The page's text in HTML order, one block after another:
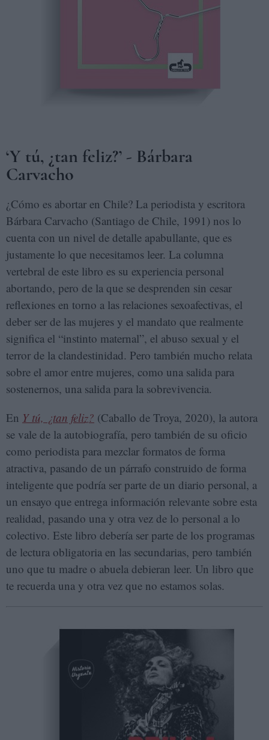
‘Y tú, ¿tan feliz?’ - Bárbara
Carvacho
¿Cómo es abortar en Chile? La periodista y escritora
Bárbara Carvacho (Santiago de Chile, 1991) nos lo
cuenta con un nivel de detalle apabullante, que es
justamente lo que necesitamos leer. La columna
vertebral de este libro es su experiencia personal
abortando, pero de la que se desprenden sin cesar
reflexiones en torno a las relaciones sexoafectivas, el
deber ser de las mujeres y el mandato que realmente
significa el “instinto maternal”, el abuso sexual y el
terror de la clandestinidad. Pero también mucho relata
sobre el amor entre mujeres, como una salida para
sostenernos, una salida para la sobrevivencia.
En Y tú, ¿tan feliz? (Caballo de Troya, 2020), la autora
se vale de la autobiografía, pero también de su oficio
como periodista para mezclar formatos de forma
atractiva, pasando de un párrafo construido de forma
inteligente que podría ser parte de un diario personal, a
un ensayo que entrega información relevante sobre esta
realidad, pasando una y otra vez de lo personal a lo
colectivo. Este libro debería ser parte de los programas
de lectura obligatoria en las secundarias, pero también
uno que tu madre o abuela debieran leer. Un libro que
te recuerda una y otra vez que no estamos solas.